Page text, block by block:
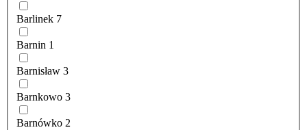
Barlinek 7
Barnin 1
Barnisław 3
Barnkowo 3
Barnówko 2